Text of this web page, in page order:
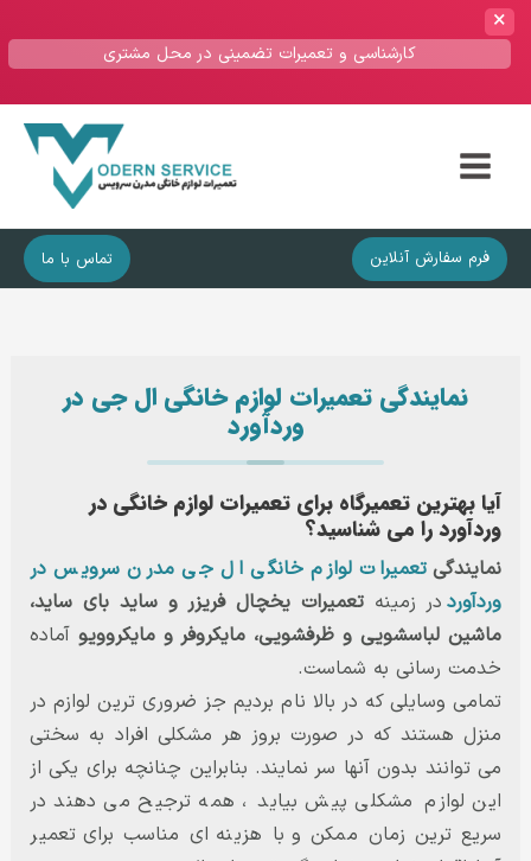
کارشناسی و تعمیرات تضمینی در محل مشتری
Main
Menu
فرم سفارش آنلاین تماس با ما
نمایندگی تعمیرات لوازم خانگی ال جی در
وردآورد
آیا بهترین تعمیرگاه برای تعمیرات لوازم خانگی در
وردآورد را می شناسید؟
نمایندگی تعمیرات لوازم خانگی ال جی مدرن سرویس در
وردآورددر زمینه تعمیرات یخچال فریزر و ساید بای ساید،
ماشین لباسشویی و ظرفشویی، مایکروفر و مایکروویو آماده
خدمت رسانی به شماست.
تمامی وسایلی که در بالا نام بردیم جز ضروری ترین لوازم در
منزل هستند که در صورت بروز هر مشکلی افراد به سختی
می توانند بدون آنها سر نمایند. بنابراین چنانچه برای یکی از
این لوازم مشکلی پیش بیاید ، همه ترجیح می دهند در
سریع ترین زمان ممکن و با هزینه ای مناسب برای تعمیر